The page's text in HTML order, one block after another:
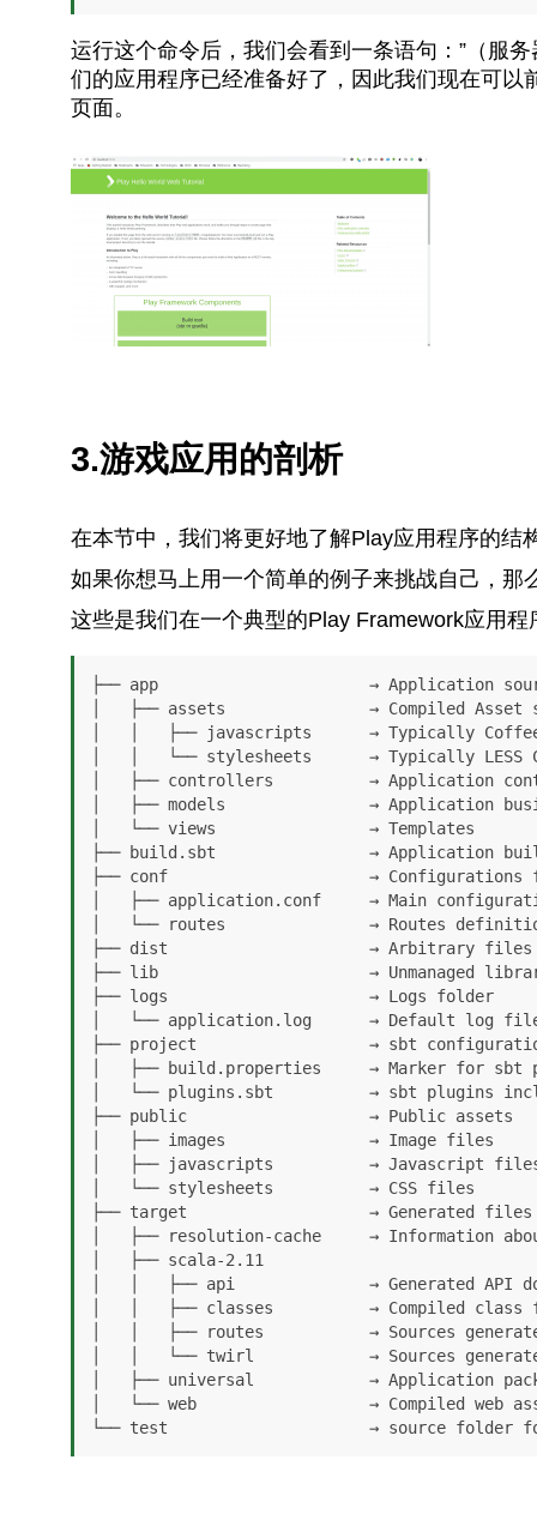
运行这个命令后，我们会看到一条语句：”（服
们的应用程序已经准备好了，因此我们现在可以
页面。
3.游戏应用的剖析
在本节中，我们将更好地了解Play应用程序的结
如果你想马上用一个简单的例子来挑战自己，那
这些是我们在一个典型的Play Framework应用
├── app                      → Application
│   ├── assets               → Compiled Asset
│   │   ├── javascripts      → Typically
│   │   └── stylesheets      → Typically LESS
│   ├── controllers          → Application
│   ├── models               → Application
│   └── views                → Templates
├── build.sbt                → Application
├── conf                     → Configurations
│   ├── application.conf     → Main
│   └── routes               → Routes
├── dist                     → Arbitrary files
├── lib                      → Unmanaged
├── logs                     → Logs folder
│   └── application.log      → Default log
├── project                  → sbt
│   ├── build.properties     → Marker for sbt
│   └── plugins.sbt          → sbt plugins
├── public                   → Public assets
│   ├── images               → Image files
│   ├── javascripts          → Javascript
│   └── stylesheets          → CSS files
├── target                   → Generated files
│   ├── resolution-cache     → Information
│   ├── scala-2.11
│   │   ├── api              → Generated API
│   │   ├── classes          → Compiled
│   │   ├── routes           → Sources
│   │   └── twirl            → Sources
│   ├── universal            → Application
│   └── web                  → Compiled web